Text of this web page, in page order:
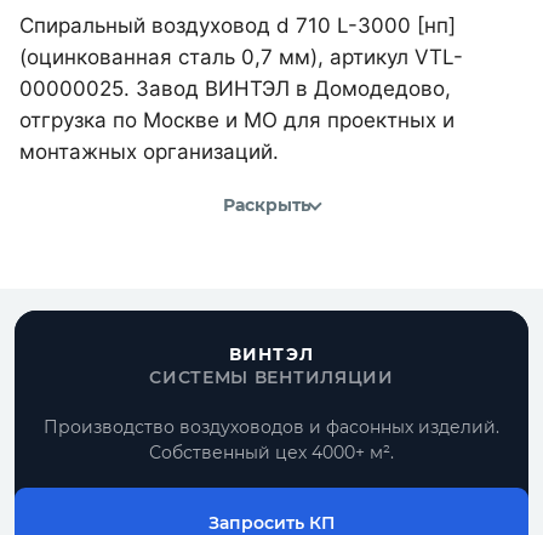
Спиральный воздуховод d 710 L-3000 [нп]
(оцинкованная сталь 0,7 мм), артикул VTL-
00000025. Завод ВИНТЭЛ в Домодедово,
отгрузка по Москве и МО для проектных и
монтажных организаций.
Раскрыть
ВИНТЭЛ
СИСТЕМЫ ВЕНТИЛЯЦИИ
Производство воздуховодов и фасонных изделий.
Собственный цех 4000+ м².
Запросить КП